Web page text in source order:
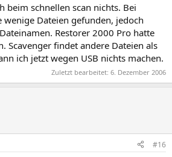
beim schnellen scan nichts. Bei
Dateien gefunden, jedoch
Restorer 2000 Pro hatte
Scavenger findet andere Dateien als
ich jetzt wegen USB nichts machen.
Zuletzt bearbeitet: 6. Dezember 2006
#16